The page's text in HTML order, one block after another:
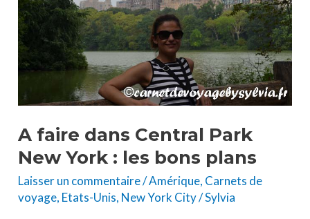
A faire dans Central Park
New York : les bons plans
Laisser un commentaire/Amérique, Carnets de
voyage, Etats-Unis, New York City/Sylvia
Park
New
York
:
bons
plans